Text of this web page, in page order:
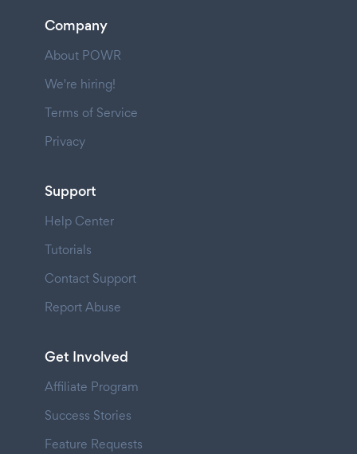
Company
About POWR
We're hiring!
Terms of Service
Privacy
Support
Help Center
Tutorials
Contact Support
Report Abuse
Get Involved
Affiliate Program
Success Stories
Feature Requests